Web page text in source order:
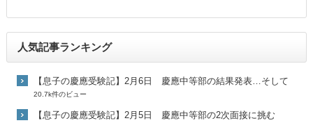
人気記事ランキング
【息子の慶應受験記】2月6日 慶應中等部の結果発表…そして
20.7k件のビュー
【息子の慶應受験記】2月5日 慶應中等部の2次面接に挑む